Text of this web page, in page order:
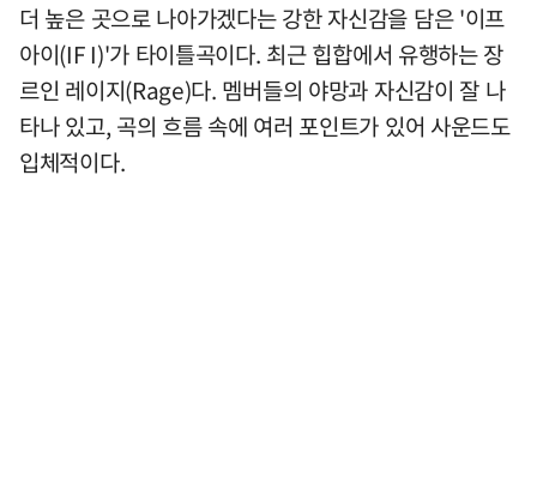
더 높은 곳으로 나아가겠다는 강한 자신감을 담은 '이프
아이(IF I)'가 타이틀곡이다. 최근 힙합에서 유행하는 장
르인 레이지(Rage)다. 멤버들의 야망과 자신감이 잘 나
타나 있고, 곡의 흐름 속에 여러 포인트가 있어 사운드도
입체적이다.